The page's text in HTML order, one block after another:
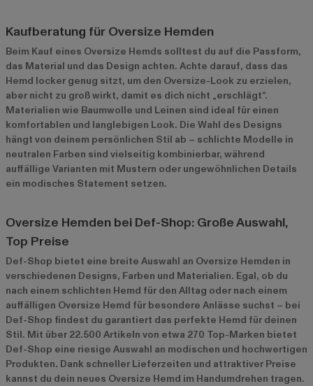
Kaufberatung für Oversize Hemden
Beim Kauf eines Oversize Hemds solltest du auf die Passform,
das Material und das Design achten. Achte darauf, dass das
Hemd locker genug sitzt, um den Oversize-Look zu erzielen,
aber nicht zu groß wirkt, damit es dich nicht „erschlägt“.
Materialien wie Baumwolle und Leinen sind ideal für einen
komfortablen und langlebigen Look. Die Wahl des Designs
hängt von deinem persönlichen Stil ab – schlichte Modelle in
neutralen Farben sind vielseitig kombinierbar, während
auffällige Varianten mit Mustern oder ungewöhnlichen Details
ein modisches Statement setzen.
Oversize Hemden bei Def-Shop: Große Auswahl,
Top Preise
Def-Shop bietet eine breite Auswahl an Oversize Hemden in
verschiedenen Designs, Farben und Materialien. Egal, ob du
nach einem schlichten Hemd für den Alltag oder nach einem
auffälligen Oversize Hemd für besondere Anlässe suchst – bei
Def-Shop findest du garantiert das perfekte Hemd für deinen
Stil. Mit über 22.500 Artikeln von etwa 270 Top-Marken bietet
Def-Shop eine riesige Auswahl an modischen und hochwertigen
Produkten. Dank schneller Lieferzeiten und attraktiver Preise
kannst du dein neues Oversize Hemd im Handumdrehen tragen.